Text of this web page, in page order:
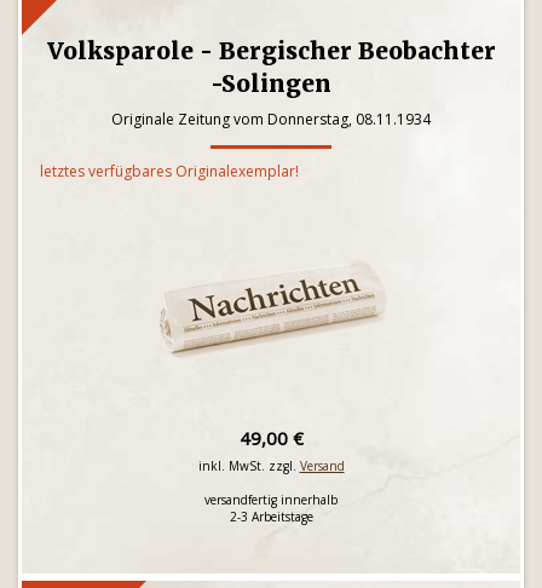
Volksparole - Bergischer Beobachter
-Solingen
Originale Zeitung vom Donnerstag, 08.11.1934
letztes verfügbares Originalexemplar!
49,00 €
inkl. MwSt. zzgl. Versand
versandfertig innerhalb
2-3 Arbeitstage